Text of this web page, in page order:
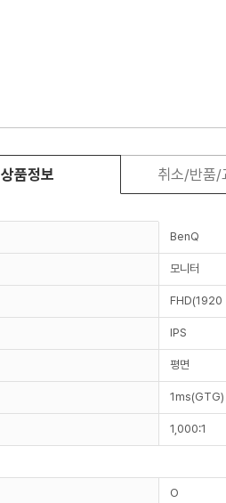
상품정보 취소/반품/
BenQ
모니터
IPS
평면
1ms(GTG)
1,000:1
O